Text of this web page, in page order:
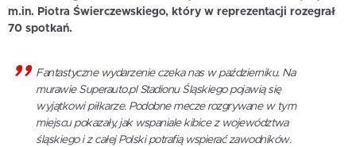
m.in. Piotra Świerczewskiego, który w reprezentacji rozegrał
70 spotkań.
Fantastyczne wydarzenie czeka nas w październiku. Na
murawie Superauto.pl Stadionu Śląskiego pojawią się
wyjątkowi piłkarze. Podobne mecze rozgrywane w tym
miejscu pokazały, jak wspaniale kibice z województwa
śląskiego i z całej Polski potrafią wspierać zawodników.